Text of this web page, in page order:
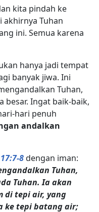
kita pindah ke
akhirnya Tuhan
ini. Semua karena
hanya jadi tempat
banyak jiwa. Ini
Tuhan,
besar. Ingat baik-baik,
hari penuh
andalkan
8dengan iman:
Tuhan,
Tuhan. Ia akan
di tepi air, yang
ke tepi batang air;